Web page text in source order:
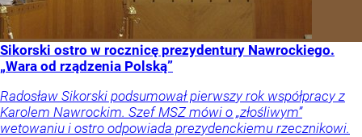
Sikorski ostro w rocznicę prezydentury Nawrockiego.
„Wara od rządzenia Polską”
Radosław Sikorski podsumował pierwszy rok współpracy z
Karolem Nawrockim. Szef MSZ mówi o „złośliwym”
wetowaniu i ostro odpowiada prezydenckiemu rzecznikowi.